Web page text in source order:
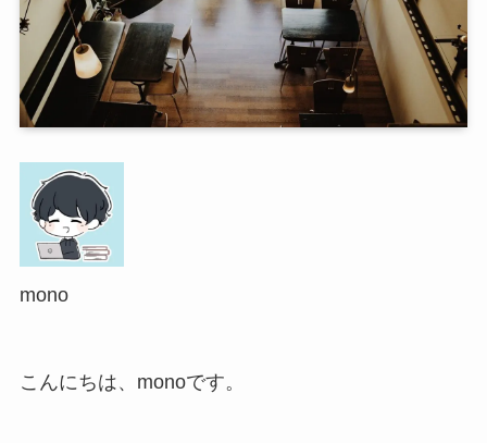
mono
こんにちは、monoです。